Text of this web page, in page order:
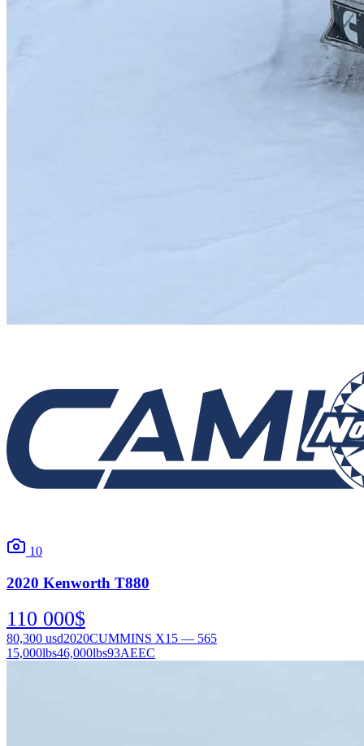
10
2020 Kenworth T880
110 000$
80,300 usd2020CUMMINS X15 — 565
15,000lbs46,000lbs93AEEC